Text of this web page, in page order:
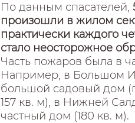
По данным спасателей,
произошли в жилом
практически каждого
стало неосторожное
Часть пожаров была в
Например, в Большом
большой садовый дом
157 кв. м), в Нижней
частный дом (180 кв. м).